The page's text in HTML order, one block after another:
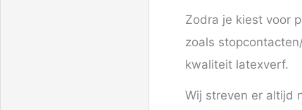
Zodra je kiest voor
zoals
kwaliteit latexverf.
Wij streven er altijd